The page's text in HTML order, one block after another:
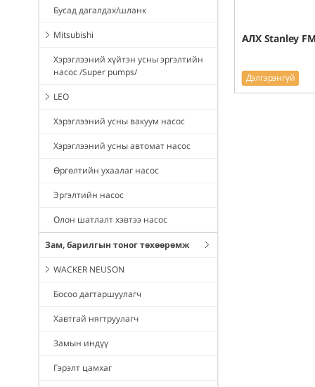
Бусад дагалдах/шланк
Mitsubishi
Хэрэглээний хүйтэн усны эргэлтийн
насос /Super pumps/
LEO
Хэрэглээний усны вакуум насос
Хэрэглээний усны автомат насос
Өргөлтийн ухаалаг насос
Эргэлтийн насос
Олон шатлалт хэвтээ насос
Зам, барилгын тоног төхөөрөмж
WACKER NEUSON
Босоо дагтаршуулагч
Хавтгай нягтруулагч
Замын индүү
Гэрэлт цамхаг
АЛХ Stanley
Дэлгэрэнгүй